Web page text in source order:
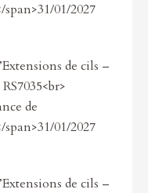
01/2027
de cils –
de
01/2027
de cils –